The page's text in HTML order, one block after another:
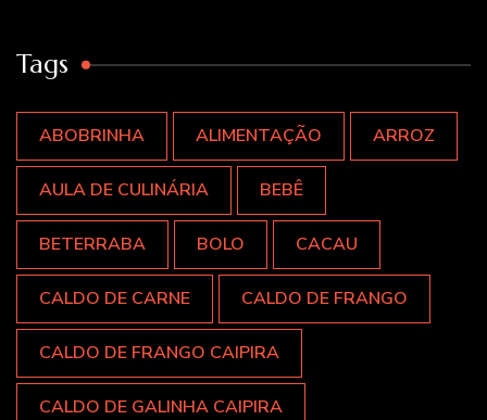
Tags
ABOBRINHA ALIMENTAÇÃO ARROZ
AULA DE CULINÁRIA BEBÊ
BETERRABA BOLO CACAU
CALDO DE CARNE CALDO DE FRANGO
CALDO DE FRANGO CAIPIRA
CALDO DE GALINHA CAIPIRA